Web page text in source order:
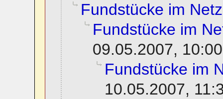
Fundstücke im Netz
Fundstücke im
09.05.2007, 10:00
Fundstücke im
10.05.2007,